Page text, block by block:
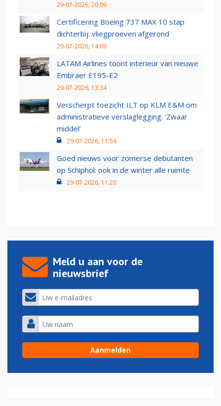
29-07-2026, 20:09
Certificering Boeing 737 MAX 10 stap
dichterbij: vliegproeven afgerond
29-07-2026, 14:09
LATAM Airlines toont interieur van nieuwe
Embraer E195-E2
29-07-2026, 13:34
Verscherpt toezicht ILT op KLM E&M om
administratieve verslaglegging: ‘Zwaar
middel’
29-07-2026, 11:54
Goed nieuws voor zomerse debutanten
op Schiphol: ook in de winter alle ruimte
29-07-2026, 11:20
Meld u aan voor de
nieuwsbrief